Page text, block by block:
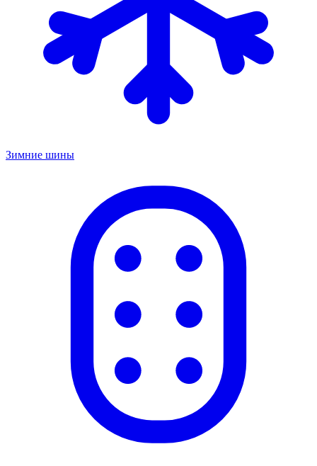
Зимние шины